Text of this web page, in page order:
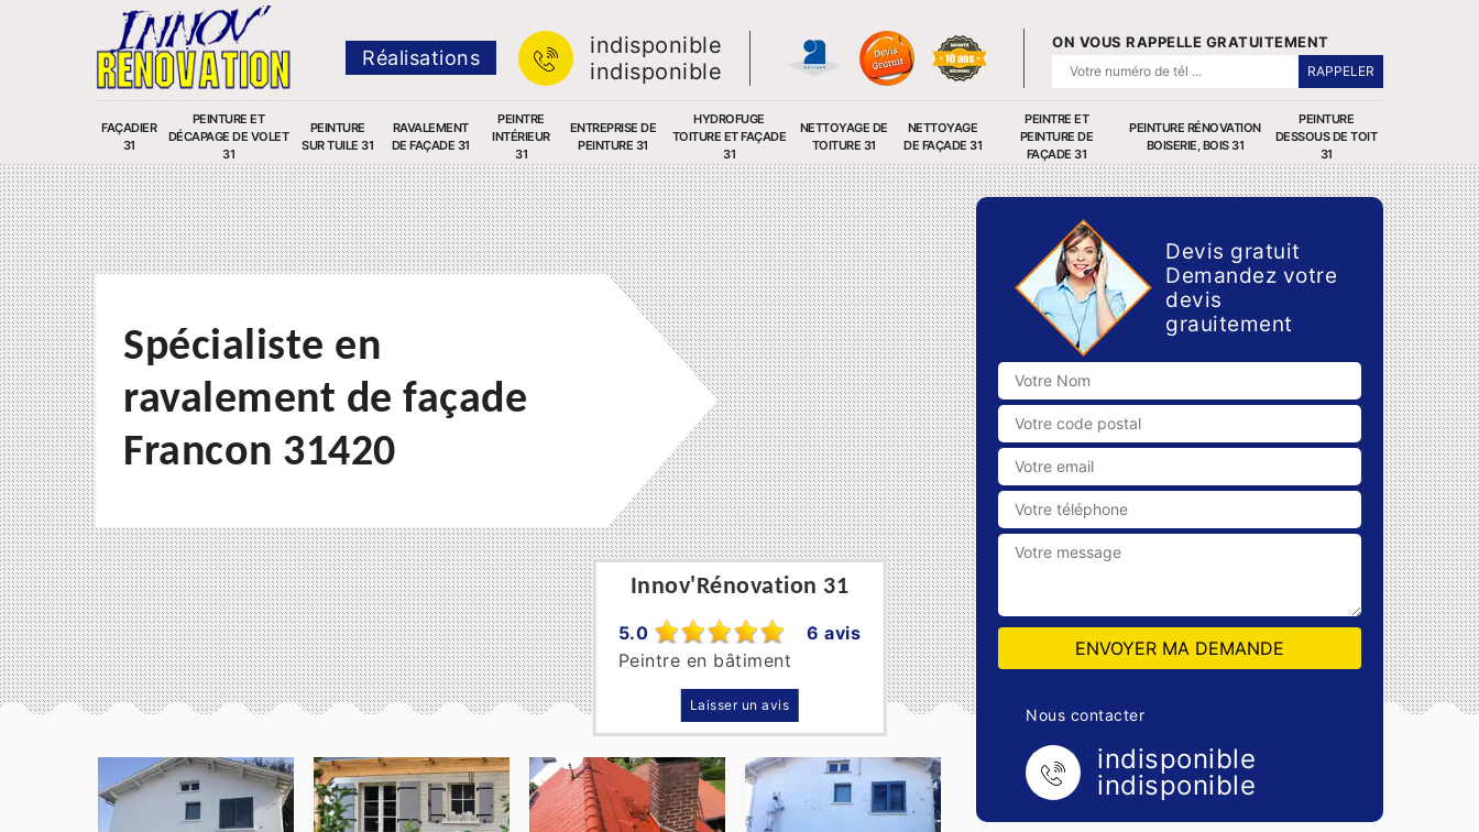
Réalisations
indisponible
indisponible
ON VOUS RAPPELLE GRATUITEMENT
FAÇADIER
31
PEINTURE ET
DÉCAPAGE DE VOLET
31
PEINTURE
SUR TUILE 31
RAVALEMENT
DE FAÇADE 31
PEINTRE
INTÉRIEUR
31
ENTREPRISE DE
PEINTURE 31
HYDROFUGE
TOITURE ET FAÇADE
31
NETTOYAGE DE
TOITURE 31
NETTOYAGE
DE FAÇADE 31
PEINTRE ET
PEINTURE DE
FAÇADE 31
PEINTURE RÉNOVATION
BOISERIE, BOIS 31
PEINTURE
DESSOUS DE TOIT
31
Innov'Rénovation 31
5.0
6 avis
Peintre en bâtiment
Laisser un avis
Spécialiste en
ravalement de façade
Francon 31420
Devis gratuit
Demandez votre
devis
grauitement
Nous contacter
indisponible
indisponible